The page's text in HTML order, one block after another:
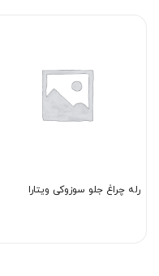
رله چراغ جلو سوزوکی ویتارا